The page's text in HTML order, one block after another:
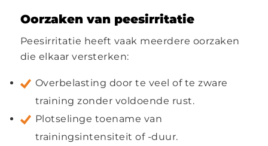
Oorzaken van peesirritatie
Peesirritatie heeft vaak meerdere oorzaken
die elkaar versterken:
Overbelasting door te veel of te zware
training zonder voldoende rust.
Plotselinge toename van
trainingsintensiteit of -duur.